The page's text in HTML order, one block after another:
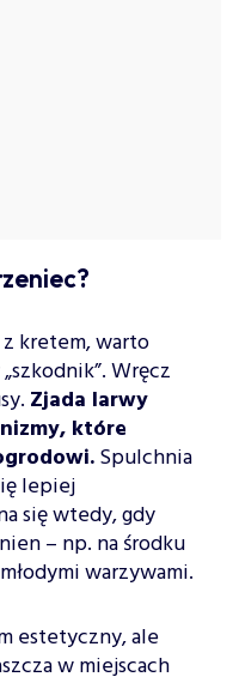
kretem, warto
Wręcz
Zjada larwy
które
Spulchnia
lepiej
się wtedy, gdy
– np. na środku
warzywami.
estetyczny, ale
w miejscach